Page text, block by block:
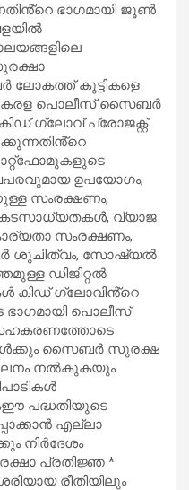
ഭാഗമായി ജൂൺ
കുട്ടികളെ
കേരള പൊലീസ് സൈബർ
ഗ്ലോവ് പ്രോജക്റ്റ്
ഉപയോഗം,
സംരക്ഷണം,
വ്യാജ
സംരക്ഷണം,
ശുചിത്വം, സോഷ്യൽ
ഡിജിറ്റൽ
കിഡ് ഗ്ലോവിൻ്റെ
ഭാഗമായി പൊലീസ്
സഹകരണത്തോടെ
സൈബർ സുരക്ഷ
നൽകുകയും
പദ്ധതിയുടെ
എല്ലാ
നിർദേശം
പ്രതിജ്ഞ *
രീതിയിലും